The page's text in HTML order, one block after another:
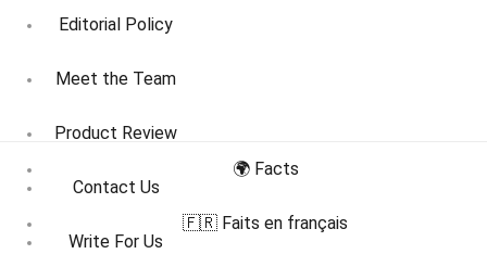
Editorial Policy
Meet the Team
Product Review
Contact Us
Write For Us
🌍 Facts
🇫🇷 Faits en français